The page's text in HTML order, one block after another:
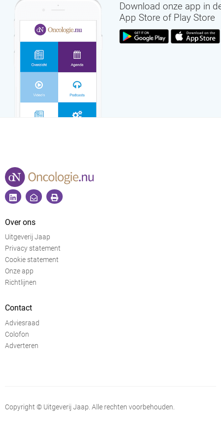
Download onze app in
App Store of Play Store
Over ons
Uitgeverij Jaap
Privacy statement
Cookie statement
Onze app
Richtlijnen
Contact
Adviesraad
Colofon
Adverteren
Copyright © Uitgeverij Jaap. Alle rechten voorbehouden.